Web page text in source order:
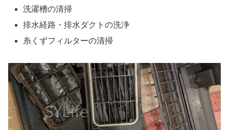
洗濯槽の清掃
排水経路・排水ダクトの洗浄
糸くずフィルターの清掃